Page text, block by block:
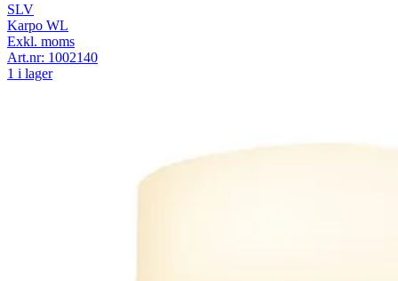
SLV
Karpo WL
Exkl. moms
Art.nr: 1002140
1 i lager